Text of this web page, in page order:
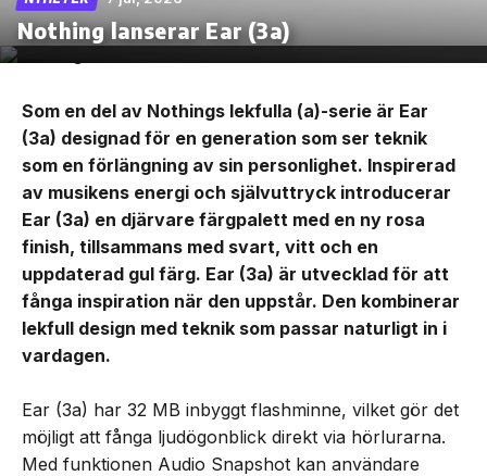
Nothing lanserar Ear (3a)
Som en del av Nothings lekfulla (a)-serie är Ear
(3a) designad för en generation som ser teknik
som en förlängning av sin personlighet. Inspirerad
av musikens energi och självuttryck introducerar
Ear (3a) en djärvare färgpalett med en ny rosa
finish, tillsammans med svart, vitt och en
uppdaterad gul färg. Ear (3a) är utvecklad för att
fånga inspiration när den uppstår. Den kombinerar
lekfull design med teknik som passar naturligt in i
vardagen.
Ear (3a) har 32 MB inbyggt flashminne, vilket gör det
möjligt att fånga ljudögonblick direkt via hörlurarna.
Med funktionen Audio Snapshot kan användare